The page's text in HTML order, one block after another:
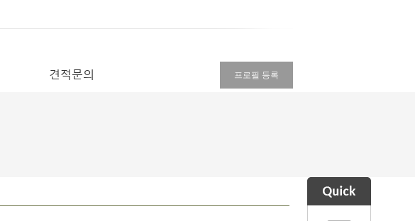
견적문의 프로필 등록